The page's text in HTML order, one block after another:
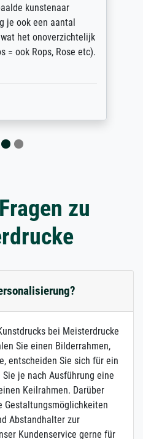
kunstenaar
je ook een aantal
het onoverzichtelijk
= ook Rops, Rose etc).
zu
bei Meisterdrucke
Sie einen Bilderrahmen,
entscheiden Sie sich für ein
je nach Ausführung eine
Keilrahmen. Darüber
Gestaltungsmöglichkeiten
Abstandhalter zur
Kundenservice gerne für